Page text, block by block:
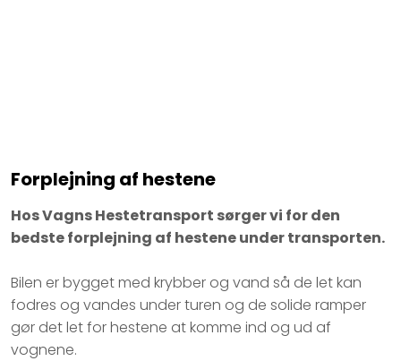
Forplejning af hestene
Hos Vagns Hestetransport sørger vi for den
bedste forplejning af hestene under transporten.
Bilen er bygget med krybber og vand så de let kan
fodres og vandes under turen og de solide ramper
gør det let for hestene at komme ind og ud af
vognene.